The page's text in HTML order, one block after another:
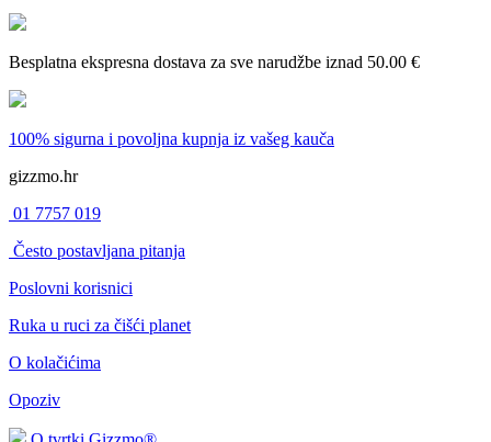
Besplatna ekspresna dostava za sve narudžbe iznad 50.00 €
100% sigurna i povoljna kupnja iz vašeg kauča
gizzmo.hr
01 7757 019
Često postavljana pitanja
Poslovni korisnici
Ruka u ruci za čišći planet
O kolačićima
Opoziv